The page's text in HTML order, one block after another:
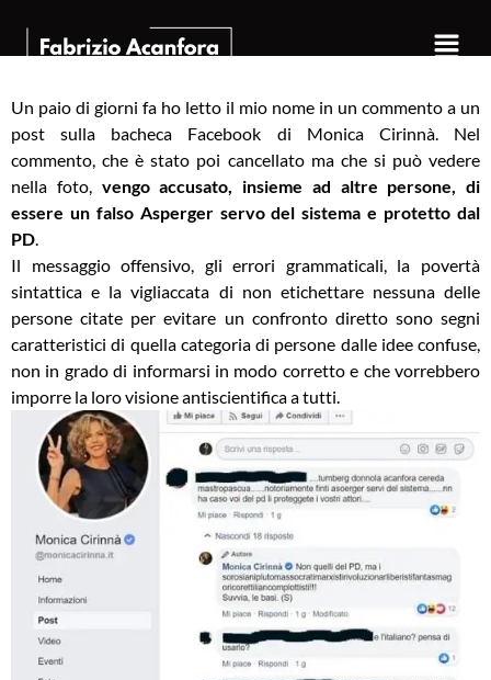
Un paio di giorni fa ho letto il mio nome in un commento a un
post sulla bacheca Facebook di Monica Cirinnà. Nel
commento, che è stato poi cancellato ma che si può vedere
nella foto, vengo accusato, insieme ad altre persone, di
essere un falso Asperger servo del sistema e protetto dal
PD.
Il messaggio offensivo, gli errori grammaticali, la povertà
sintattica e la vigliaccata di non etichettare nessuna delle
persone citate per evitare un confronto diretto sono segni
caratteristici di quella categoria di persone dalle idee confuse,
non in grado di informarsi in modo corretto e che vorrebbero
imporre la loro visione antiscientifica a tutti.